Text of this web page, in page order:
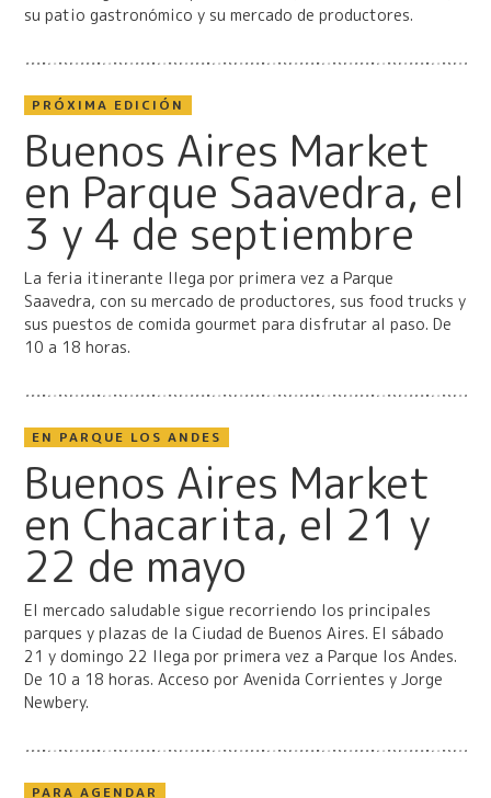
su patio gastronómico y su mercado de productores.
PRÓXIMA EDICIÓN
Buenos Aires Market
en Parque Saavedra, el
3 y 4 de septiembre
La feria itinerante llega por primera vez a Parque
Saavedra, con su mercado de productores, sus food trucks y
sus puestos de comida gourmet para disfrutar al paso. De
10 a 18 horas.
EN PARQUE LOS ANDES
Buenos Aires Market
en Chacarita, el 21 y
22 de mayo
El mercado saludable sigue recorriendo los principales
parques y plazas de la Ciudad de Buenos Aires. El sábado
21 y domingo 22 llega por primera vez a Parque los Andes.
De 10 a 18 horas. Acceso por Avenida Corrientes y Jorge
Newbery.
PARA AGENDAR